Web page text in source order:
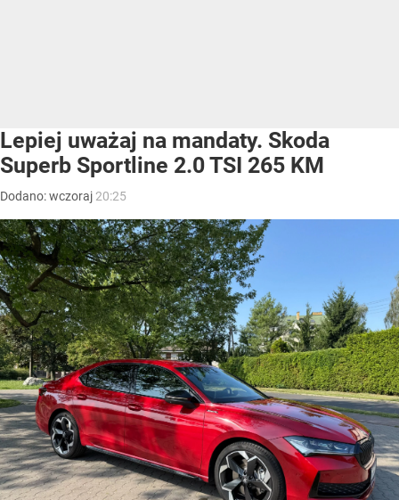
Lepiej uważaj na mandaty. Skoda
Superb Sportline 2.0 TSI 265 KM
Dodano:wczoraj 20:25